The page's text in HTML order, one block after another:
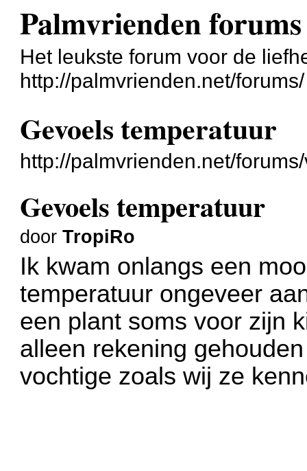
Palmvrienden forums
Het leukste forum voor de
http://palmvrienden.net/forums/
Gevoels temperatuur
http://palmvrienden.net/
Gevoels temperatuur
doorTropiRo
Ik kwam onlangs een
temperatuur ongeveer
een plant soms voor zijn
alleen rekening
vochtige zoals wij ze